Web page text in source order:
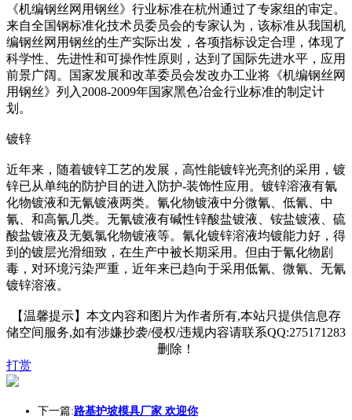
《机编钢丝网用钢丝》行业标准在杭州通过了专家组的审定。
来自全国钢标准化技术员委员会的专家认为，该标准从我国机
编钢丝网用钢丝的生产实际出发，各项指标设定合理，体现了
科学性、先进性和可操作性原则，达到了国际先进水平，应用
前景广阔。国家发展和改革委员会发改办工业将《机编钢丝网
用钢丝》列入2008-2009年国家黑色冶金行业标准的制定计
划。
镀锌
近年来，随着镀锌工艺的发展，高性能镀锌光亮剂的采用，镀
锌已从单纯的防护目的进入防护-装饰性应用。镀锌溶液有氰
化物镀液和无氰镀液两类。氰化物镀液中分微氰、低氰、中
氰、和高氰几类。无氰镀液有碱性锌酸盐镀液、铵盐镀液、硫
酸盐镀液及无氨氯化物镀液等。氰化镀锌溶液均镀能力好，得
到的镀层光滑细致，在生产中被长期采用。但由于氰化物剧
毒，对环境污染严重，近年来已趋向于采用低氰、微氰、无氰
镀锌溶液。
【温馨提示】本文内容和图片为作者所有,本站只提供信息存
储空间服务,如有涉嫌抄袭/侵权/违规内容请联系QQ:275171283
删除！
打赏
下一篇:路基护坡模具厂家 欢迎你